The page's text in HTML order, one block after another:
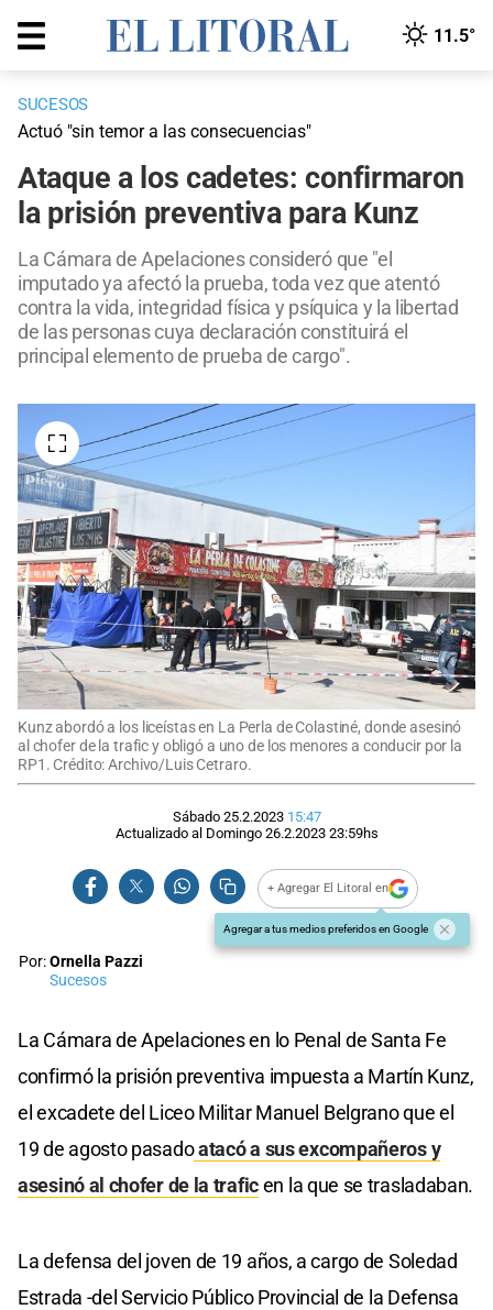
11.5°
SUCESOS
Actuó "sin temor a las consecuencias"
Ataque a los cadetes: confirmaron
la prisión preventiva para Kunz
La Cámara de Apelaciones consideró que "el
imputado ya afectó la prueba, toda vez que atentó
contra la vida, integridad física y psíquica y la libertad
de las personas cuya declaración constituirá el
principal elemento de prueba de cargo".
Kunz abordó a los liceístas en La Perla de Colastiné, donde asesinó
al chofer de la trafic y obligó a uno de los menores a conducir por la
RP1. Crédito: Archivo/Luis Cetraro.
Sábado 25.2.2023 15:47
Actualizado al Domingo 26.2.2023 23:59hs
+ Agregar El Litoral en
Agregar a tus medios preferidos en Google
Por:Ornella Pazzi
Sucesos
La Cámara de Apelaciones en lo Penal de Santa Fe
confirmó la prisión preventiva impuesta a Martín Kunz,
el excadete del Liceo Militar Manuel Belgrano que el
19 de agosto pasadoatacó a sus excompañeros y
asesinó al chofer de la traficen la que se trasladaban.
La defensa del joven de 19 años, a cargo de Soledad
Estrada -del Servicio Público Provincial de la Defensa